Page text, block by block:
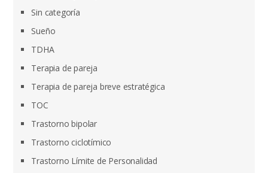
Sin categoría
Sueño
TDHA
Terapia de pareja
Terapia de pareja breve estratégica
TOC
Trastorno bipolar
Trastorno ciclotímico
Trastorno Límite de Personalidad